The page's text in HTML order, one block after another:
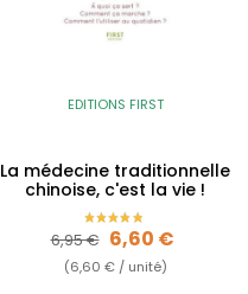
EDITIONS FIRST
La médecine traditionnelle
chinoise, c'est la vie !
Prix de base
6,95 € Prix
6,60 €
(6,60 € / unité)